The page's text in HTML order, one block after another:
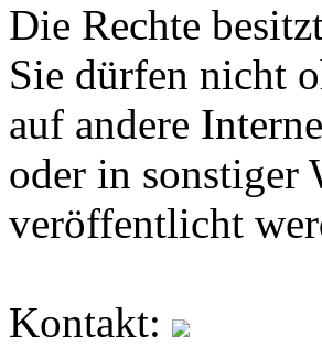
Die Rechte
Sie dürfen nicht
auf andere
oder in sonstiger
veröffentlicht
Kontakt: